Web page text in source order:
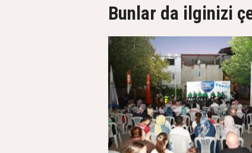
Bunlar da ilginizi